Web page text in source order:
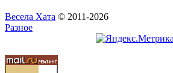
Весела Хата © 2011-2026
Разное